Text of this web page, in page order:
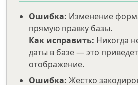
Ошибка: Изменение
прямую правку базы.
Как исправить: Никогда
даты в базе — это
отображение.
Ошибка: Жестко